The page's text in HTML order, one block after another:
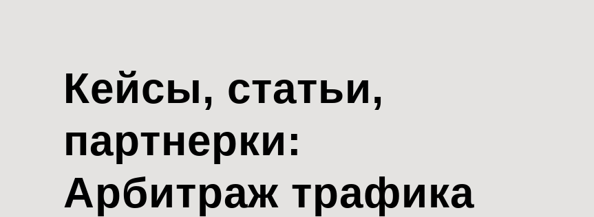
Кейсы, статьи,
партнерки:
Арбитраж трафика